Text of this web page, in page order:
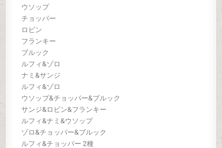
ウソップ
チョッパー
ロビン
フランキー
ブルック
ルフィ&ゾロ
ナミ&サンジ
ルフィ&ゾロ
ウソップ&チョッパー&ブルック
サンジ&ロビン&フランキー
ルフィ&ナミ&ウソップ
ゾロ&チョッパー&ブルック
ルフィ&チョッパー 2種